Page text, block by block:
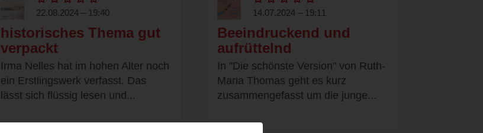
22.08.2024 – 19:40
historisches Thema gut
verpackt
Irma Nelles hat im hohen Alter noch
ein Erstlingswerk verfasst. Das
lässt sich flüssig lesen und...
14.07.2024 – 19:11
Beeindruckend und
aufrüttelnd
In "Die schönste Version" von Ruth-
Maria Thomas geht es kurz
zusammengefasst um die junge...